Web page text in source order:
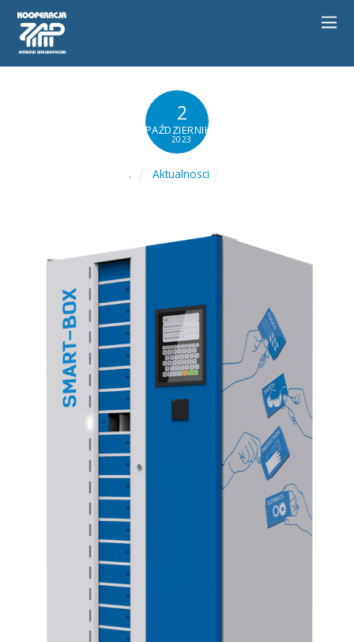
2
PAŹDZIERNIKA
2023
. Aktualnosci